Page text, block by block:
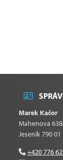
Marek Kačor
Mahenova
Jeseník 790 01
+420 776